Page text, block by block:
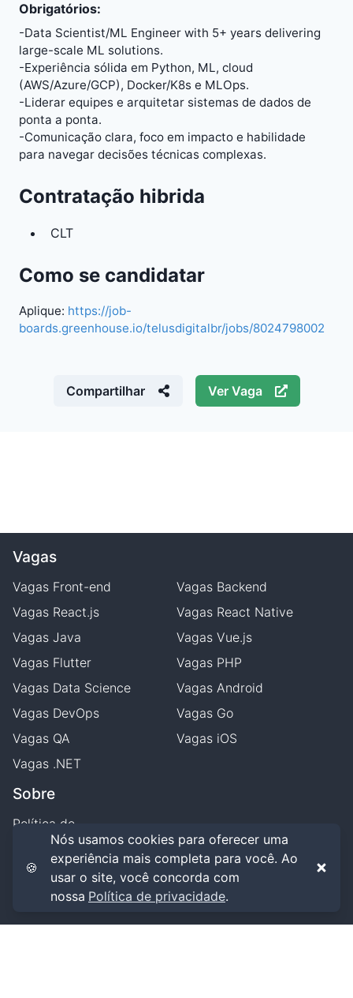
Obrigatórios:
-Data Scientist/ML Engineer with 5+ years delivering
large-scale ML solutions.
-Experiência sólida em Python, ML, cloud
(AWS/Azure/GCP), Docker/K8s e MLOps.
-Liderar equipes e arquitetar sistemas de dados de
ponta a ponta.
-Comunicação clara, foco em impacto e habilidade
para navegar decisões técnicas complexas.
Contratação hibrida
CLT
Como se candidatar
Aplique: https://job-
boards.greenhouse.io/telusdigitalbr/jobs/8024798002
Compartilhar Ver Vaga
Vagas
Vagas Front-end Vagas Backend
Vagas React.js Vagas React Native
Vagas Java Vagas Vue.js
Vagas Flutter Vagas PHP
Vagas Data Science Vagas Android
Vagas DevOps Vagas Go
Vagas QA Vagas iOS
Vagas .NET
Sobre
Política de
privacidade
Termos de uso
getVagas,2026
🍪
Nós usamos cookies para oferecer uma
experiência mais completa para você. Ao
usar o site, você concorda com
nossa Política de privacidade.